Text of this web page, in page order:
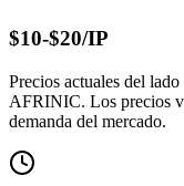
$10-$20/IP
Precios actuales del
AFRINIC. Los precios
demanda del mercado.